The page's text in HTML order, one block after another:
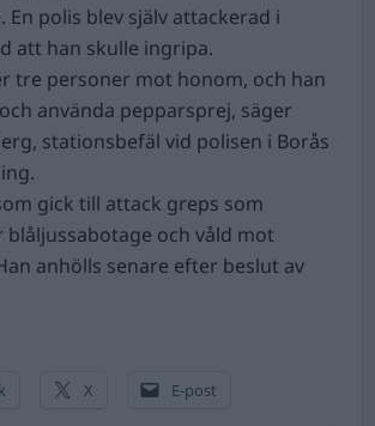
En polis blev själv attackerad i
att han skulle ingripa.
tre personer mot honom, och han
använda pepparsprej, säger
stationsbefäl vid polisen i Borås
gick till attack greps som
och våld mot
anhölls senare efter beslut av
X E-post